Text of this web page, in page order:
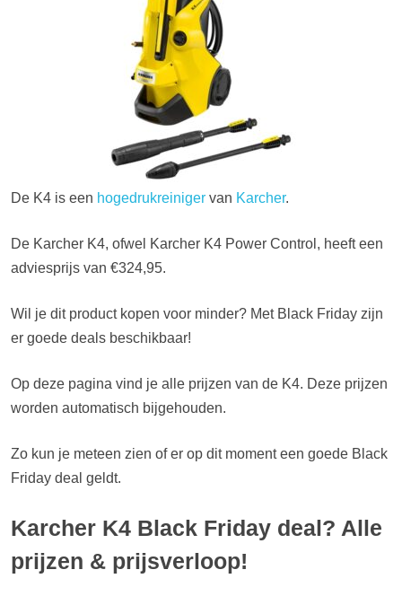
De K4 is een hogedrukreiniger van Karcher.
De Karcher K4, ofwel Karcher K4 Power Control, heeft een
adviesprijs van €324,95.
Wil je dit product kopen voor minder? Met Black Friday zijn
er goede deals beschikbaar!
Op deze pagina vind je alle prijzen van de K4. Deze prijzen
worden automatisch bijgehouden.
Zo kun je meteen zien of er op dit moment een goede Black
Friday deal geldt.
Karcher K4 Black Friday deal? Alle
prijzen & prijsverloop!